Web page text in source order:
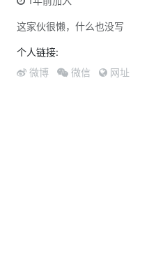
这家伙很懒，什么也没写
个人链接:
微博 微信 网址